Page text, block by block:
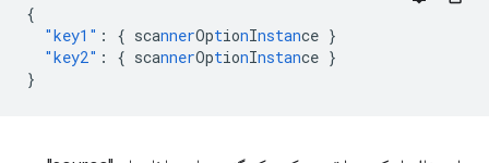
{
"key1" : { scannerOptionInstance }
"key2" : { scannerOptionInstance }
}